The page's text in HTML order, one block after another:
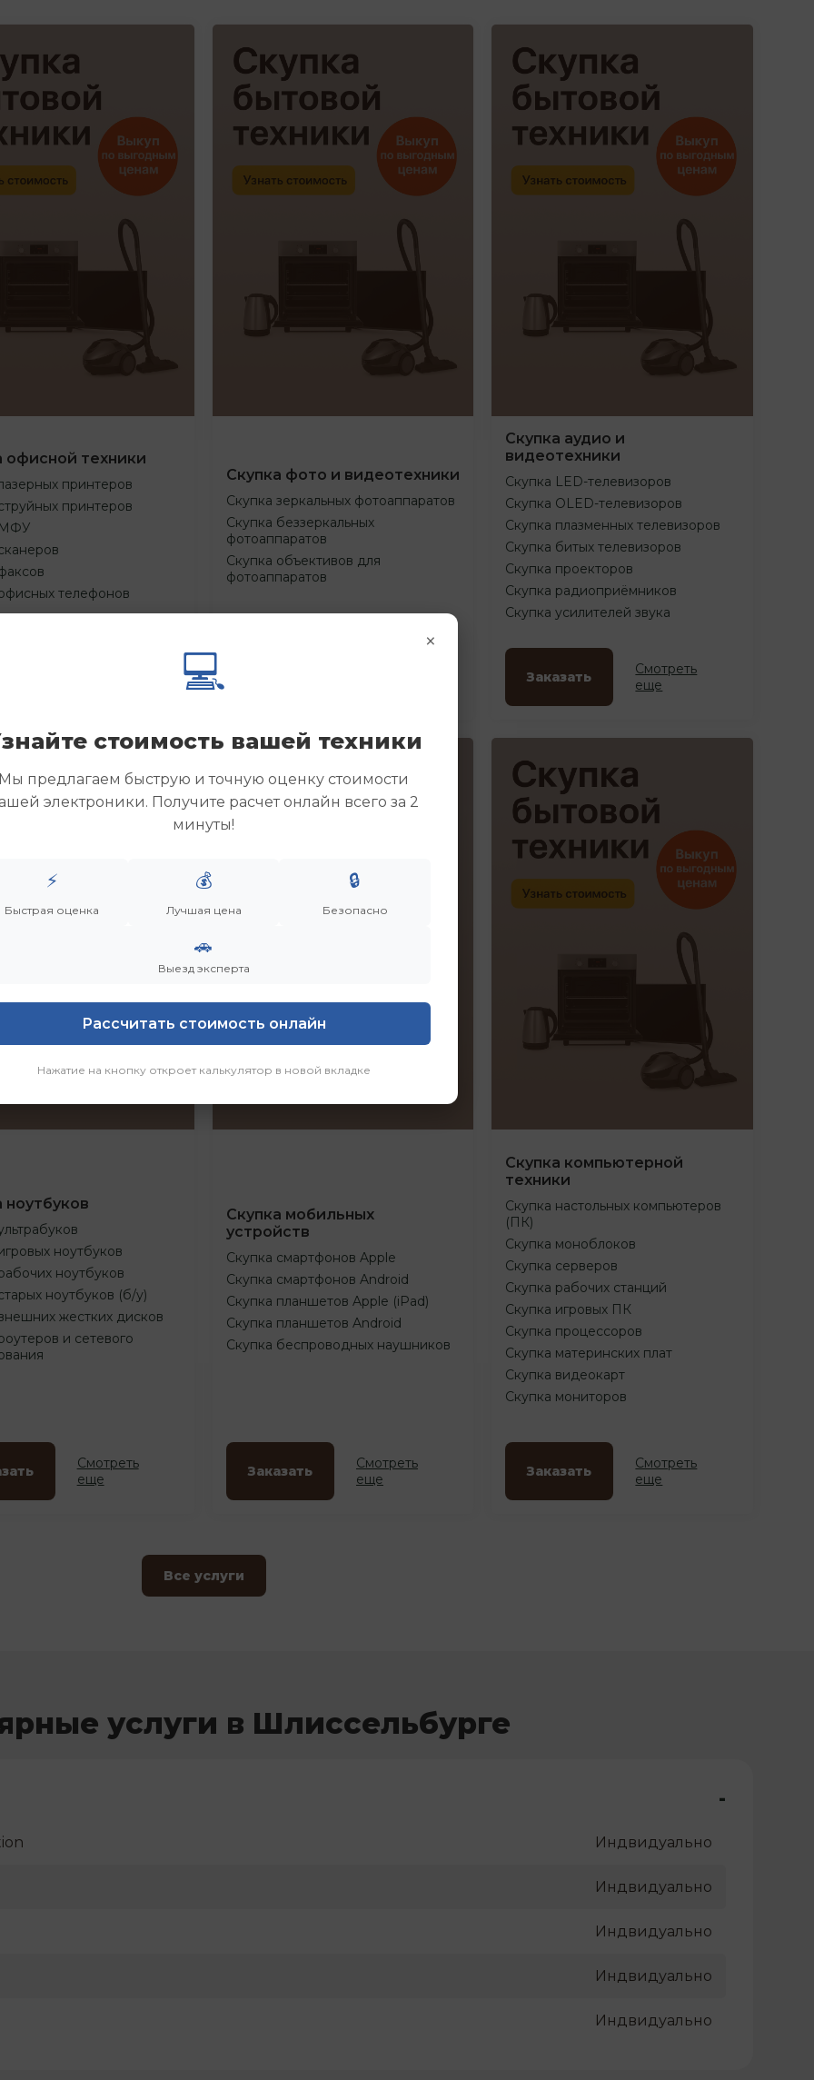
офисной техники
принтеров
принтеров
МФУ
телефонов
Скупка фото и видеотехники
Скупка зеркальных фотоаппаратов
Скупка беззеркальных
фотоаппаратов
Скупка объективов для
фотоаппаратов
Скупка аудио и
видеотехники
Скупка LED-телевизоров
Скупка OLED-телевизоров
Скупка плазменных телевизоров
Скупка битых телевизоров
Скупка проекторов
Скупка радиоприёмников
Скупка усилителей звука
Заказать
Смотреть
еще
ноутбуков
ноутбуков
ноутбуков
ноутбуков (б/у)
жестких дисков
и сетевого
Смотреть
еще
Скупка мобильных
устройств
Скупка смартфонов Apple
Скупка смартфонов Android
Скупка планшетов Apple (iPad)
Скупка планшетов Android
Скупка беспроводных наушников
Заказать
Смотреть
еще
Скупка компьютерной
техники
Скупка настольных компьютеров
(ПК)
Скупка моноблоков
Скупка серверов
Скупка рабочих станций
Скупка игровых ПК
Скупка процессоров
Скупка материнских плат
Скупка видеокарт
Скупка мониторов
Заказать
Смотреть
еще
Все услуги
услуги в Шлиссельбурге
-
Индвидуально
Индвидуально
Индвидуально
Индвидуально
Индвидуально
×
💻
стоимость вашей техники
предлагаем быструю и точную оценку стоимости
электроники. Получите расчет онлайн всего за 2
минуты!
⚡
Быстрая оценка
💰
Лучшая цена
🔒
Безопасно
🚗
Выезд эксперта
Рассчитать стоимость онлайн
Нажатие на кнопку откроет калькулятор в новой вкладке